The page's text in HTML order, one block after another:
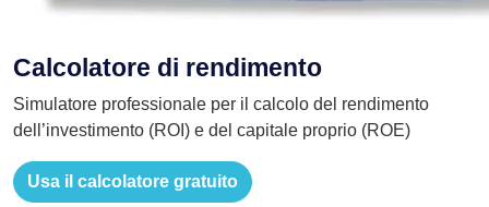
Calcolatore di rendimento
Simulatore professionale per il calcolo del rendimento
dell’investimento (ROI) e del capitale proprio (ROE)
Usa il calcolatore gratuito